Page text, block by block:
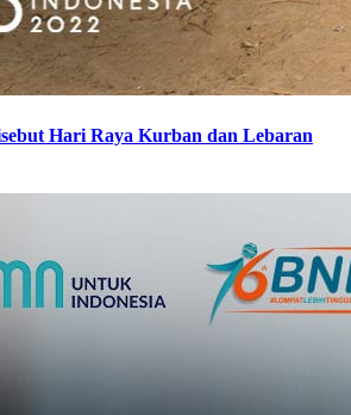
Hari Raya Kurban dan Lebaran